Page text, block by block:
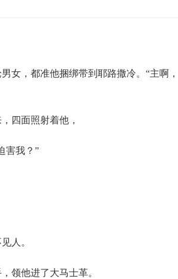
女，都准他捆绑带到耶路撒冷。“主啊，
四面照射着他，
害我？”
人。
领他进了大马士革。